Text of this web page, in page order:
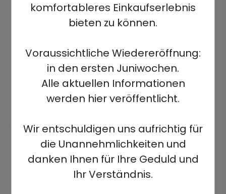
komfortableres Einkaufserlebnis
bieten zu können.
Voraussichtliche Wiedereröffnung:
in den ersten Juniwochen.
Alle aktuellen Informationen
werden hier veröffentlicht.
Wir entschuldigen uns aufrichtig für
die Unannehmlichkeiten und
danken Ihnen für Ihre Geduld und
Ihr Verständnis.